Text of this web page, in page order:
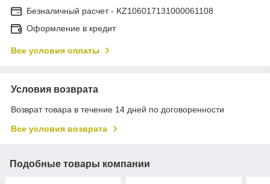
Безналичный расчет - KZ106017131000061108
Оформление в кредит
Все условия оплаты
Условия возврата
Возврат товара в течение 14 дней по договоренности
Все условия возврата
Подобные товары компании